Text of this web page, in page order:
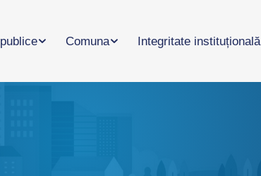
Comuna Integritate instituțională